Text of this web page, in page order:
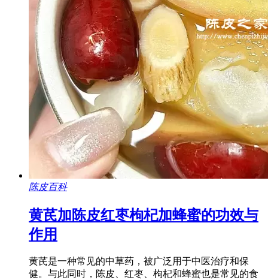
陈皮百科
黄芪加陈皮红枣枸杞加蜂蜜的功效与
作用
黄芪是一种常见的中草药，被广泛用于中医治疗和保
健。与此同时，陈皮、红枣、枸杞和蜂蜜也是常见的食